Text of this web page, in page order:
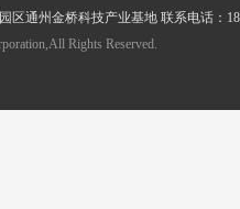
区通州金桥科技产业基地 联系电话：
Rights Reserved.